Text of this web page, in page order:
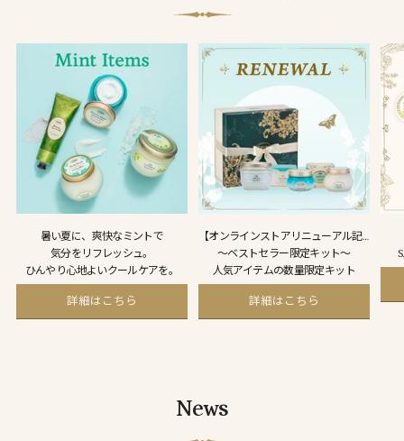
暑い夏に、爽快なミントで
気分をリフレッシュ。
ひんやり心地よいクールケアを。
詳細はこちら
【オンラインストアリニューアル記念】
～ベストセラー限定キット～
人気アイテムの数量限定キット
詳細はこちら
News